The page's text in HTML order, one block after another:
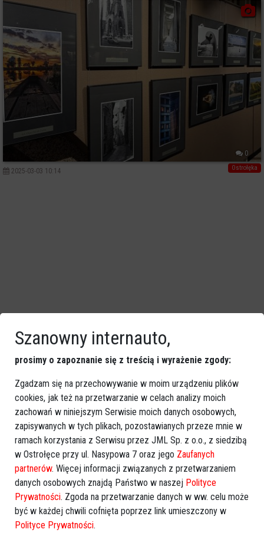
0
Ostrołęka
2025-03-03 10:14
33. finał WOŚP. Zobacz, co zaplanowano w
Ostrołęce
Szanowny internauto,
prosimy o zapoznanie się z treścią i wyrażenie zgody:
Zgadzam się na przechowywanie w moim urządzeniu plików
cookies, jak też na przetwarzanie w celach analizy moich
zachowań w niniejszym Serwisie moich danych osobowych,
zapisywanych w tych plikach, pozostawianych przeze mnie w
ramach korzystania z Serwisu przez JML Sp. z o.o., z siedzibą
w Ostrołęce przy ul. Nasypowa 7 oraz jego Zaufanych
partnerów. Więcej informacji związanych z przetwarzaniem
danych osobowych znajdą Państwo w naszej Polityce
Prywatności. Zgoda na przetwarzanie danych w ww. celu może
być w każdej chwili cofnięta poprzez link umieszczony w
Polityce Prywatności.